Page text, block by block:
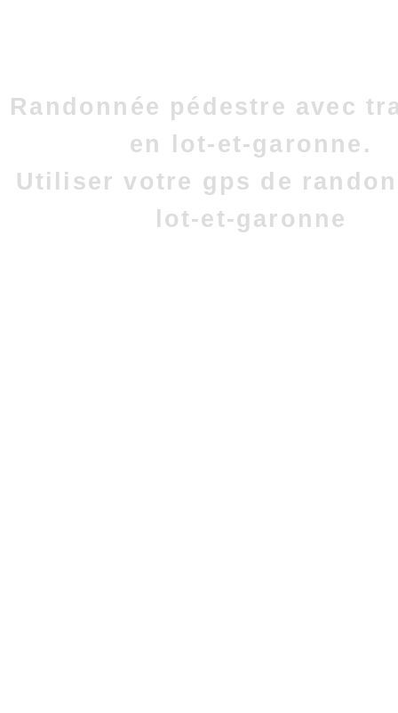
Randonnée pédestre avec
en lot-et-garonne.
Utiliser votre gps de
lot-et-garonne